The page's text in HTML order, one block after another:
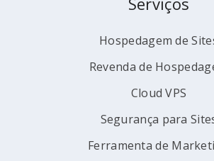
Hospedagem de
Revenda de
Cloud VPS
Segurança para
Ferramenta de